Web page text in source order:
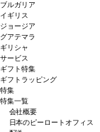
ブルガリア
イギリス
ジョージア
グアテマラ
ギリシャ
サービス
ギフト特集
ギフトラッピング
特集
特集一覧
会社概要
日本のピーロートオフィス